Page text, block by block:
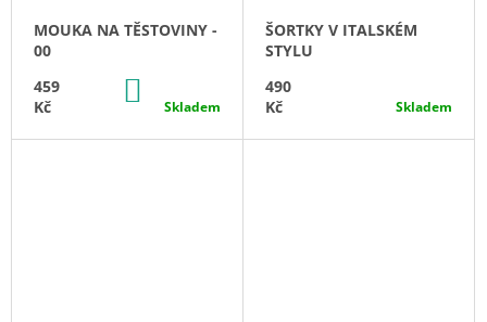
MOUKA NA TĚSTOVINY -
00
459
Kč
KOŠÍKU
Skladem
ŠORTKY V ITALSKÉM
STYLU
490
Kč
Skladem